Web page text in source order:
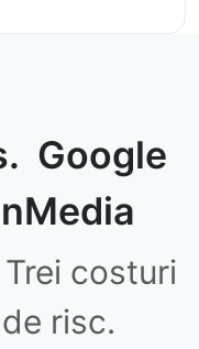
Google
costuri
risc.